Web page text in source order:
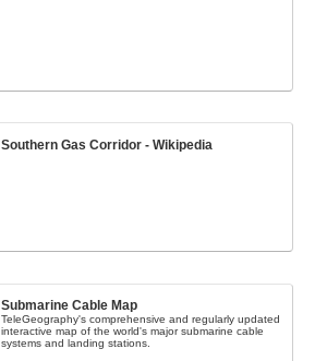
Southern Gas Corridor - Wikipedia
Submarine Cable Map
TeleGeography's comprehensive and regularly updated
interactive map of the world's major submarine cable
systems and landing stations.